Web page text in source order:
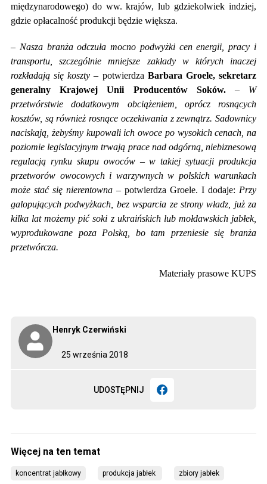
25 września 2018
Henryk Czerwiński
UDOSTĘPNIJ
międzynarodowego) do ww. krajów, lub gdziekolwiek indziej,
gdzie opłacalność produkcji będzie większa.
– Nasza branża odczuła mocno podwyżki cen energii, pracy i
transportu, szczególnie mniejsze zakłady w których inaczej
rozkładają się koszty – potwierdza Barbara Groele, sekretarz
generalny Krajowej Unii Producentów Soków.– W
przetwórstwie dodatkowym obciążeniem, oprócz rosnących
kosztów, są również rosnące oczekiwania z zewnątrz. Sadownicy
naciskają, żebyśmy kupowali ich owoce po wysokich cenach, na
poziomie legislacyjnym trwają prace nad odgórną, niebiznesową
regulacją rynku skupu owoców – w takiej sytuacji produkcja
przetworów owocowych i warzywnych w polskich warunkach
może stać się nierentowna – potwierdza Groele. I dodaje: Przy
galopujących podwyżkach, bez wsparcia ze strony władz, już za
kilka lat możemy pić soki z ukraińskich lub mołdawskich jabłek,
wyprodukowane poza Polską, bo tam przeniesie się branża
przetwórcza.
Materiały prasowe KUPS
koncentrat jabłkowy produkcja jabłek zbiory jabłek